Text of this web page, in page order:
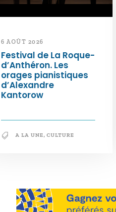
6 AOÛT 2026
Festival de La Roque-
d’Anthéron. Les
orages pianistiques
d’Alexandre
Kantorow
A LA UNE, CULTURE